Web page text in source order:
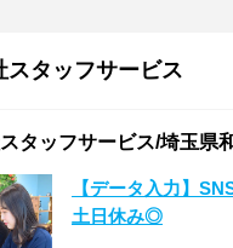
スタッフサービス
タッフサービス/埼玉県
【データ入力】
土日休み◎